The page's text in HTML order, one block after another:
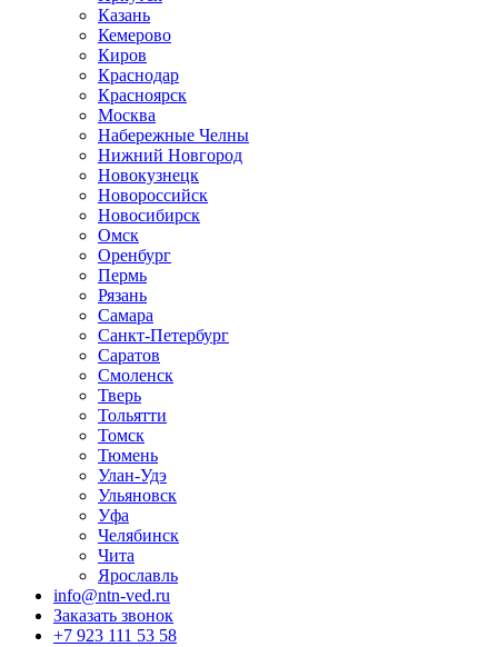
Казань
Кемерово
Киров
Краснодар
Красноярск
Москва
Набережные Челны
Нижний Новгород
Новокузнецк
Новороссийск
Новосибирск
Омск
Оренбург
Пермь
Рязань
Самара
Санкт-Петербург
Саратов
Смоленск
Тверь
Тольятти
Томск
Тюмень
Улан-Удэ
Ульяновск
Уфа
Челябинск
Чита
Ярославль
info@ntn-ved.ru
Заказать звонок
+7 923 111 53 58